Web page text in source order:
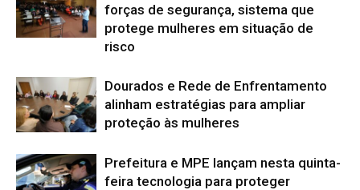
forças de segurança, sistema que
protege mulheres em situação de
risco
Dourados e Rede de Enfrentamento
alinham estratégias para ampliar
proteção às mulheres
Prefeitura e MPE lançam nesta quinta-
feira tecnologia para proteger